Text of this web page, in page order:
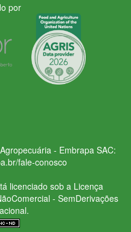
por
- Embrapa SAC:
fale-conosco
licenciado sob a Licença
- SemDerivações